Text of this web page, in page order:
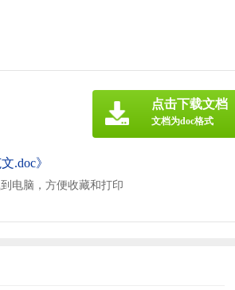
.doc》
电脑，方便收藏和打印
点击下载文档
文档为doc格式